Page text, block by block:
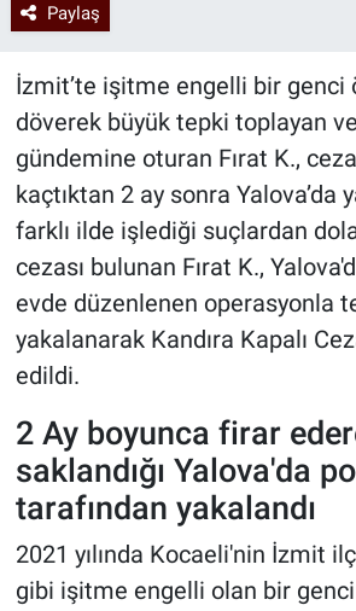
Paylaş
İzmit’te işitme engelli bir genci
döverek büyük tepki toplayan
gündemine oturan Fırat K.,
kaçtıktan 2 ay sonra Yalova’da
farklı ilde işlediği suçlardan
cezası bulunan Fırat K.,
evde düzenlenen operasyonla
yakalanarak Kandıra Kapalı
edildi.
2 Ay boyunca firar
saklandığı Yalova'da
tarafından yakalandı
2021 yılında Kocaeli'nin İzmit
gibi işitme engelli olan bir